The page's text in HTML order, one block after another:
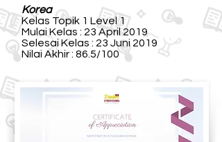
Korea
Kelas Topik 1 Level 1
Mulai Kelas : 23 April 2019
Selesai Kelas : 23 Juni 2019
Nilai Akhir : 86.5/100